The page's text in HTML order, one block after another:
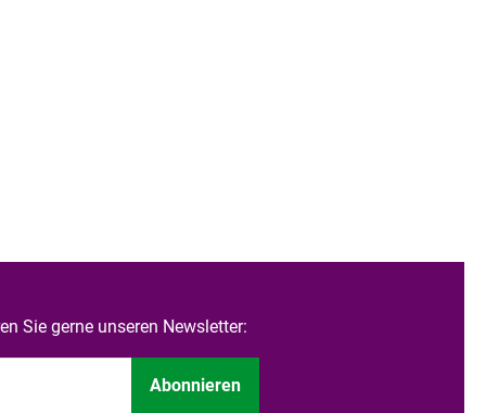
Sie gerne unseren Newsletter:
Abonnieren